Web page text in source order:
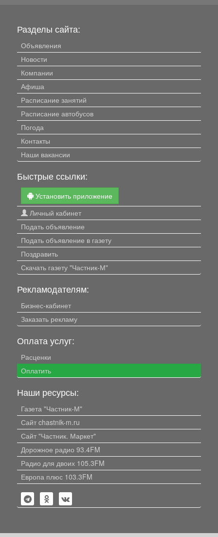
Разделы сайта:
Объявления
Новости
Компании
Афиша
Расписание занятий
Расписание автобусов
Погода
Контакты
Наши вакансии
Быстрые ссылки:
Установить приложение
Личный кабинет
Подать объявление
Подать объявление в газету
Поздравить
Скачать газету "Частник-М"
Рекламодателям:
Бизнес-кабинет
Заказать рекламу
Оплата услуг:
Расценки
Оплатить
Наши ресурсы:
Газета "Частник-М"
Сайт chastnik-m.ru
Сайт "Частник. Маркет"
Дорожное радио 93.4FM
Радио для двоих 105.3FM
Европа плюс 103.3FM